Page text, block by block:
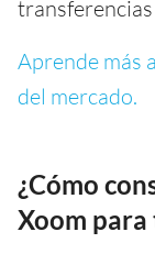
Aprende más
del mercado.
¿Cómo
Xoom para